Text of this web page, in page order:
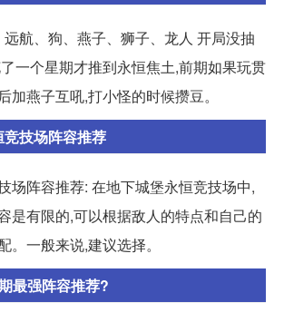
航、狗、燕子、狮子、龙人 开局没抽
一个星期才推到永恒焦土,前期如果玩贯
加燕子互吼,打小怪的时候攒豆。
技场阵容推荐
场阵容推荐: 在地下城堡永恒竞技场中,
是有限的,可以根据敌人的特点和自己的
。一般来说,建议选择。
最强阵容推荐?